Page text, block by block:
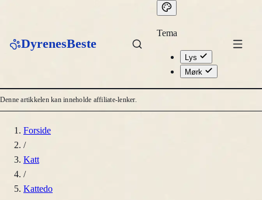
DyrenesBeste
Tema
Lys
Mørk
Denne artikkelen kan inneholde affiliate-lenker.
Forside
/
Katt
/
Kattedo